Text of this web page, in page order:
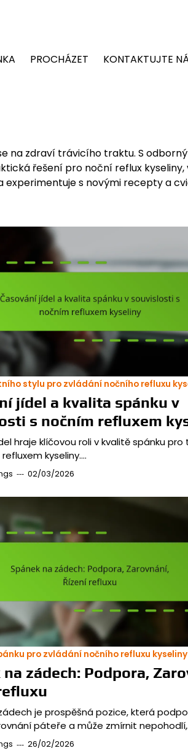
PROCHÁZET KONTAKTUJTE
na zdraví trávicího traktu. S
řešení pro noční reflux
s novými recepty a
stylu pro zvládání nočního refluxu
jídel a kvalita spánku v
s nočním refluxem
hraje klíčovou roli v kvalitě spánku pro
kyseliny.…
02/03/2026
pro zvládání nočního refluxu kyseliny
na zádech: Podpora,
je prospěšná pozice, která
páteře a může zmírnit
26/02/2026